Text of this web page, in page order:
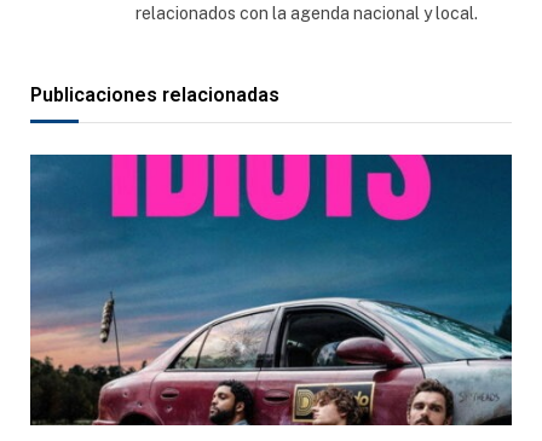
relacionados con la agenda nacional y local.
Publicaciones relacionadas